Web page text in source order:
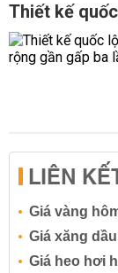
Thiết kế
LIÊN
Giá vàng
Giá xăng
Giá heo hơi